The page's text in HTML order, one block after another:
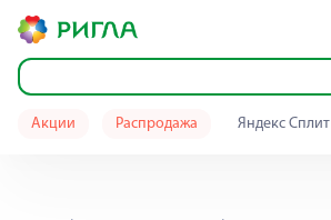
Акции Распродажа Яндекс Сплит